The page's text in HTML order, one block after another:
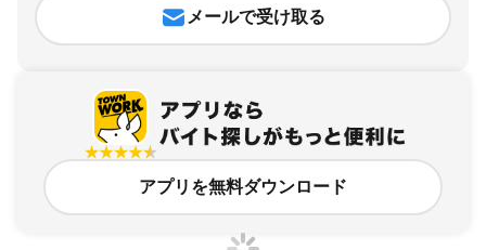
メールで受け取る
アプリを無料ダウンロード